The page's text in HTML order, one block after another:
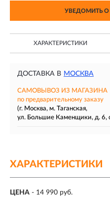
УВЕДОМИТЬ
ХАРАКТЕРИСТИКИ
ДОСТАВКА В МОСКВА
САМОВЫВОЗ ИЗ МАГАЗИНА
по предварительному заказу
(г. Москва, м. Таганская,
ул. Большие Каменщики, д. 6,
ХАРАКТЕРИСТИКИ
ЦЕНА - 14 990 руб.